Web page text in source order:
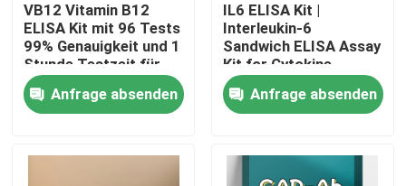
VB12 Vitamin B12
ELISA Kit mit 96 Tests
99% Genauigkeit und 1
Stunde Testzeit für
Vitaminmangelforschung
Anfrage absenden
IL6 ELISA Kit |
Interleukin-6
Sandwich ELISA Assay
Kit for Cytokine
Quantitative Detection
in Biological Samples,
Serum, Plasma, Cell
Anfrage absenden